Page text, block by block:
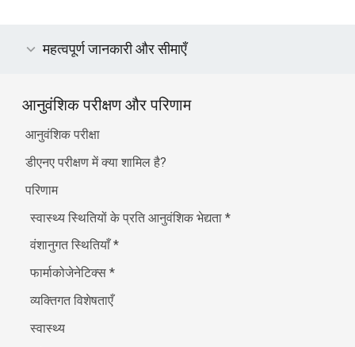
महत्वपूर्ण जानकारी और सीमाएँ
आनुवंशिक परीक्षण और परिणाम
आनुवंशिक परीक्षा
डीएनए परीक्षण में क्या शामिल है?
परिणाम
स्वास्थ्य स्थितियों के प्रति आनुवंशिक भेद्यता*
वंशानुगत स्थितियाँ*
फार्माकोजेनेटिक्स*
व्यक्तिगत विशेषताएँ
स्वास्थ्य